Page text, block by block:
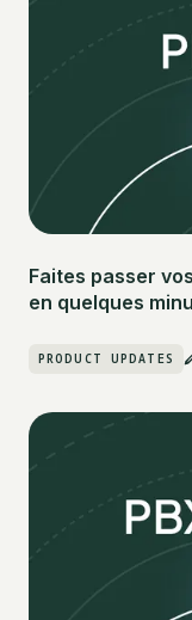
Faites passer
en quelques
PRODUCT UPDATES